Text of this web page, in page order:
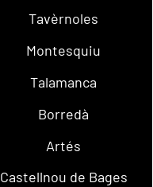
Tavèrnoles
Montesquiu
Talamanca
Borredà
Artés
Castellnou de Bages